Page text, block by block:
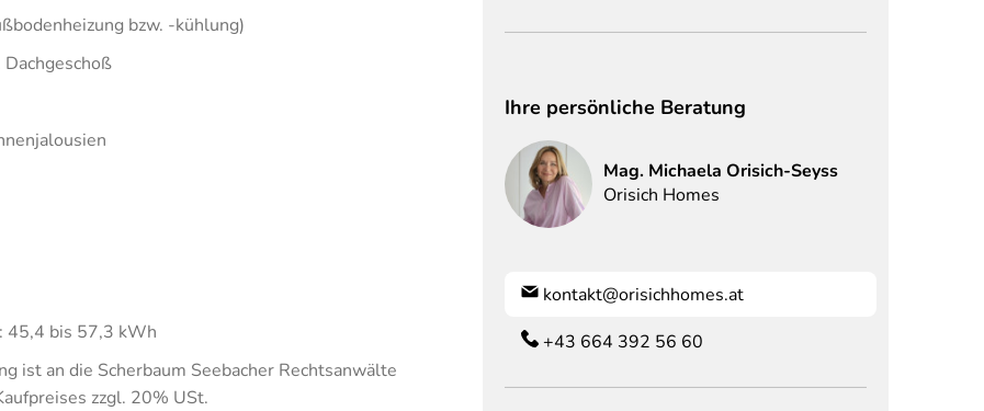
bzw. -kühlung)
45,4 bis 57,3 kWh
ist an die Scherbaum Seebacher Rechtsanwälte
zzgl. 20% USt.
Ihre persönliche Beratung
Mag. Michaela Orisich-Seyss
Orisich Homes
kontakt@orisichhomes.at
+43 664 392 56 60